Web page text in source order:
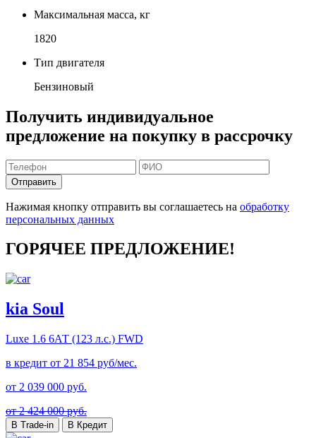
Максимальная масса, кг
1820
Тип двигателя
Бензиновый
Получить индивидуальное
предложение на покупку в рассрочку
Отправить
Нажимая кнопку отправить вы соглашаетесь на обработку
персональных данных
ГОРЯЧЕЕ ПРЕДЛОЖЕНИЕ!
kia Soul
Luxe 1.6 6АТ (123 л.с.) FWD
в кредит от 21 854 руб/мес.
от 2 039 000 руб.
от 2 424 000 руб.
В Trade-in В Кредит